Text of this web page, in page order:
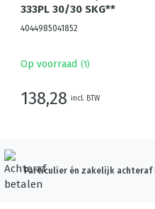
333PL 30/30 SKG**
4044985041852
Op voorraad (1 )
138,28 incl. BTW
Particulier én zakelijk achteraf